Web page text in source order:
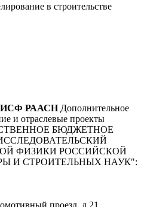
в строительстве
РААСН Дополнительное
и отраслевые проекты
БЮДЖЕТНОЕ
ФИЗИКИ РОССИЙСКОЙ
И СТРОИТЕЛЬНЫХ НАУК":
проезд, д.21